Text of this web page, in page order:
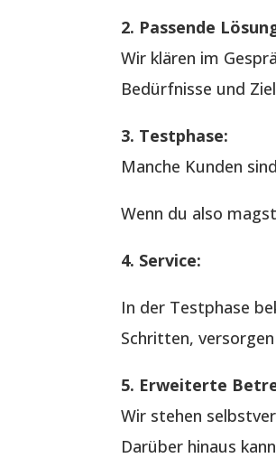
2. Passende
Wir klären im
Bedürfnisse und
3. Testphase:
Manche Kunden
Wenn du also
4. Service:
In der Testphase
Schritten,
5. Erweiterte
Wir stehen
Darüber hinaus